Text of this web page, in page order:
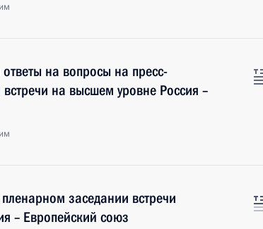
на вопросы на пресс-
на высшем уровне Россия –
заседании встречи
– Европейский союз